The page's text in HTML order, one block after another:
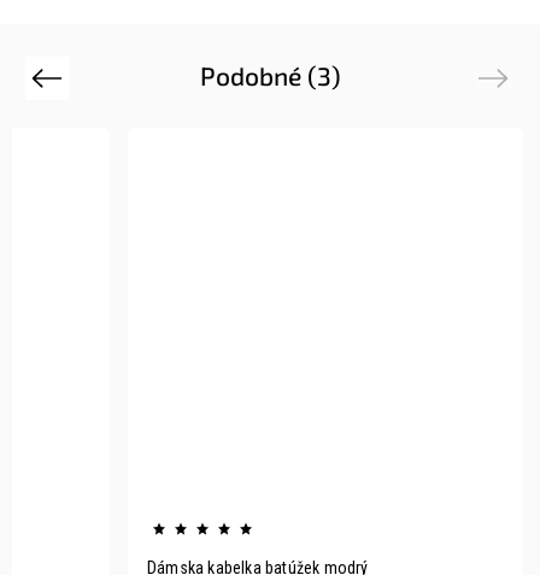
Podobné (3)
Previous
Dámska kabelka batúžek modrý
Next